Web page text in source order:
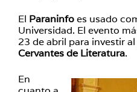
El Paraninfoes usado
Universidad. El evento
23 de abril para investir
Cervantes de Literatura.
En